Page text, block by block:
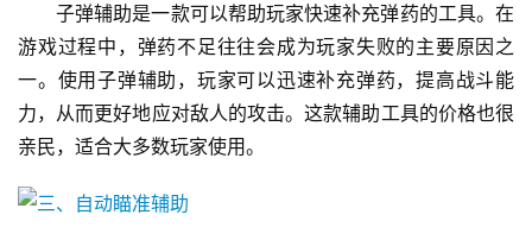
子弹辅助是一款可以帮助玩家快速补充弹药的工具。在
游戏过程中，弹药不足往往会成为玩家失败的主要原因之
一。使用子弹辅助，玩家可以迅速补充弹药，提高战斗能
力，从而更好地应对敌人的攻击。这款辅助工具的价格也很
亲民，适合大多数玩家使用。